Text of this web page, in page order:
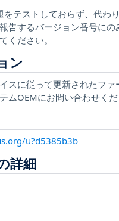
をテストしておらず、代わ
告するバージョン番号にの
ください。
ン
スに従って更新されたファ
ムOEMにお問い合わせくだ
u?d5385b3b
詳細